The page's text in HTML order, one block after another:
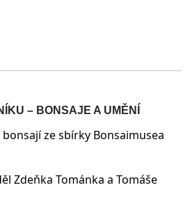
– BONSAJE A UMĚNÍ
ze sbírky Bonsaimusea
Zdeňka Tománka a Tomáše